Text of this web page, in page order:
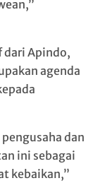
dari Apindo,
agenda
dan
ini sebagai
kebaikan,”